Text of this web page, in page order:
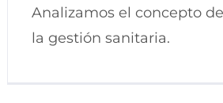
Analizamos el concepto
la gestión sanitaria.